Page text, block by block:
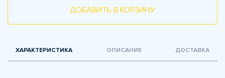
ДОБАВИТЬ В КОРЗИНУ
ХАРАКТЕРИСТИКА ОПИСАНИЕ ДОСТАВКА